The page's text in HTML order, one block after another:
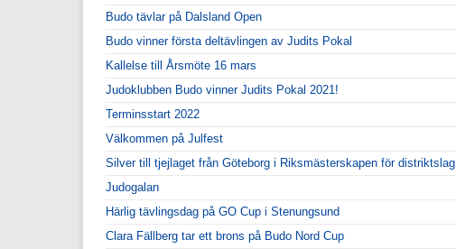
Budo tävlar på Dalsland Open
Budo vinner första deltävlingen av Judits Pokal
Kallelse till Årsmöte 16 mars
Judoklubben Budo vinner Judits Pokal 2021!
Terminsstart 2022
Välkommen på Julfest
Silver till tjejlaget från Göteborg i Riksmästerskapen för distriktslag
Judogalan
Härlig tävlingsdag på GO Cup i Stenungsund
Clara Fällberg tar ett brons på Budo Nord Cup